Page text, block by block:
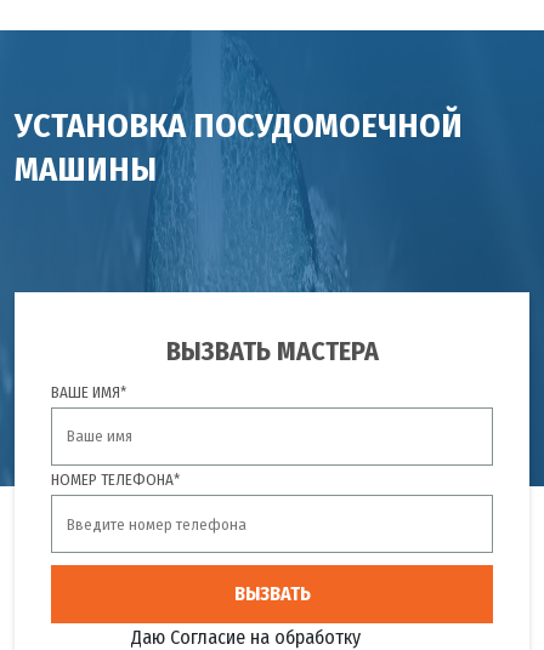
УСТАНОВКА ПОСУДОМОЕЧНОЙ
МАШИНЫ
ВЫЗВАТЬ МАСТЕРА
ВАШЕ ИМЯ*
НОМЕР ТЕЛЕФОНА*
ВЫЗВАТЬ
Даю Согласие на обработку